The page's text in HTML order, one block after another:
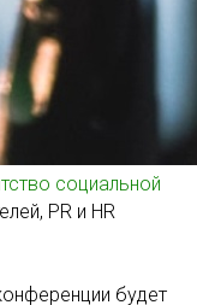
социальной
PR и HR
будет